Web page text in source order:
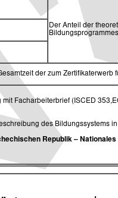
Der Anteil der
der zum
Facharbeiterbrief (ISCED
des Bildungssystems
Republik–